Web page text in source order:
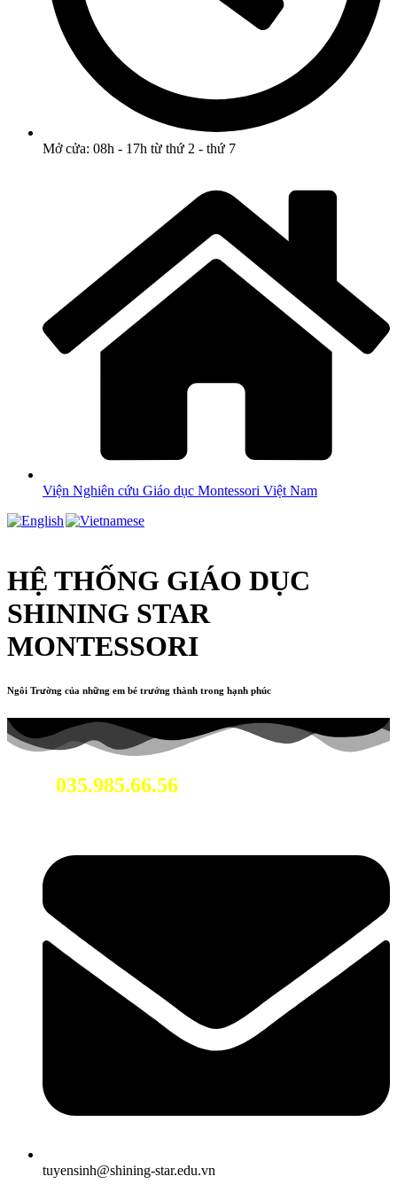
Mở cửa: 08h - 17h từ thứ 2 - thứ 7
Viện Nghiên cứu Giáo dục Montessori Việt Nam
HỆ THỐNG GIÁO DỤC
SHINING STAR
MONTESSORI
Ngôi Trường của những em bé trưởng thành trong hạnh phúc
035.985.66.56
tuyensinh@shining-star.edu.vn